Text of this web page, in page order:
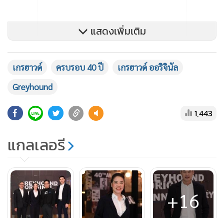
แสดงเพิ่มเติม
เกรฮาวด์ ครบรอบ 40 ปี
เกรฮาวด์ ออริจินัล
Greyhound
1,443
แกลเลอรี
+16